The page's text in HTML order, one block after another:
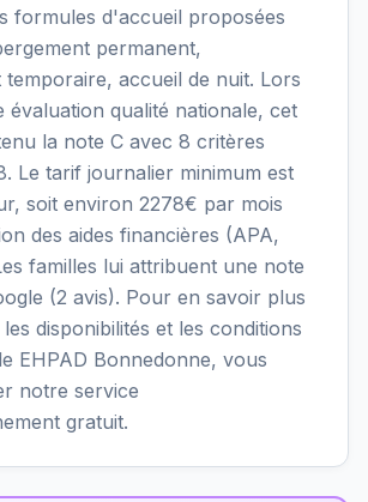
formules d'accueil proposées
permanent,
temporaire, accueil de nuit. Lors
évaluation qualité nationale, cet
la note C avec 8 critères
Le tarif journalier minimum est
soit environ 2278€ par mois
des aides financières (APA,
familles lui attribuent une note
(2 avis). Pour en savoir plus
disponibilités et les conditions
EHPAD Bonnedonne, vous
notre service
gratuit.